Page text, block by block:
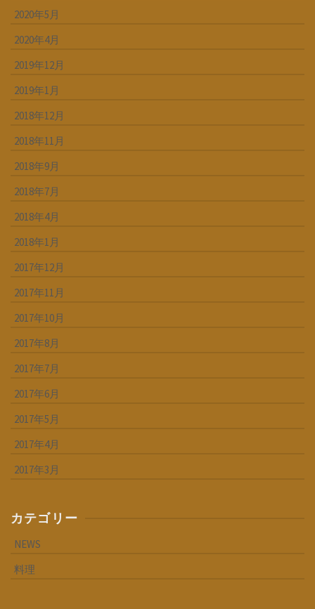
2020年5月
2020年4月
2019年12月
2019年1月
2018年12月
2018年11月
2018年9月
2018年7月
2018年4月
2018年1月
2017年12月
2017年11月
2017年10月
2017年8月
2017年7月
2017年6月
2017年5月
2017年4月
2017年3月
カテゴリー
NEWS
料理